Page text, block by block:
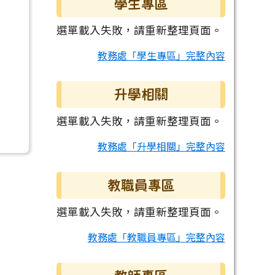
學生專區
選單載入失敗，請重新整理頁面。
教務處「學生專區」完整內容
升學相關
選單載入失敗，請重新整理頁面。
教務處「升學相關」完整內容
教職員專區
選單載入失敗，請重新整理頁面。
教務處「教職員專區」完整內容